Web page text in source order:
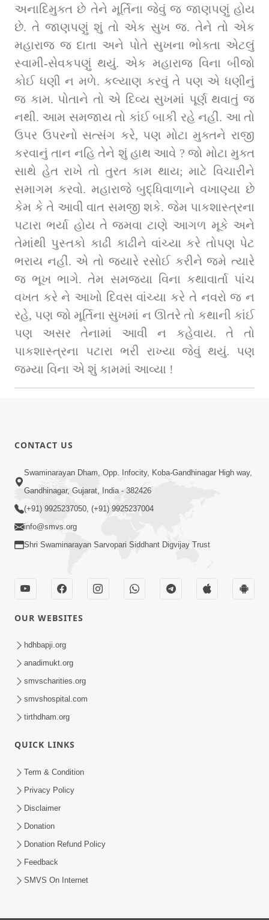
અનાદિમુક્ત છે તેને મૂર્તિના જેવું જ જાણપણું હોય
છે. તે જાણપણું શું તો એક સુખ જ. તેને તો એક
મહારાજ જ દાતા અને પોતે સુખના ભોક્તા એટલું
સ્વામી-સેવકપણું થયું. એક મહારાજ વિના બીજો
કોઈ ધણી ન મળે. કલ્યાણ કરવું તે પણ એ ધણીનું
જ કામ. પોતાને તો એ દિવ્ય સુખમાં પૂર્ણ થવાતું જ
નથી. આમ સમજાય તો કાંઈ બાકી રહે નહીં. આ તો
ઉપર ઉપરનો સત્સંગ કરે, પણ મોટા મુક્તને રાજી
કરવાનું તાન નહિ તેને શું હાથ આવે ? જો મોટા મુક્ત
સાથે હેત રાખે તો તુરત કામ થાય; માટે વિચારીને
સમાગમ કરવો. મહારાજે બુદ્ધિવાળાને વખાણ્યા છે
કેમ કે તે આવી વાત સમજી શકે. જેમ પાકશાસ્ત્રના
પટારા ભર્યા હોય તે જમવા ટાણે આગળ મૂકે અને
તેમાંથી પુસ્તકો કાઢી કાઢીને વાંચ્યા કરે તોપણ પેટ
ભરાય નહીં. એ તો જ્યારે રસોઈ કરીને જમે ત્યારે
જ ભૂખ ભાગે. તેમ સમજ્યા વિના કથાવાર્તા પાંચ
વખત કરે ને આખો દિવસ વાંચ્યા કરે તે નવરો જ ન
રહે, પણ જો મૂર્તિના સુખમાં ન ઊતરે તો કથાની કાંઈ
પણ અસર તેનામાં આવી ન કહેવાય. તે તો
પાકશાસ્ત્રના પટારા ભરી રાખ્યા જેવું થયું. પણ
જમ્યા વિના એ શું કામમાં આવ્યા !
CONTACT US
Swaminarayan Dham, Opp. Infocity, Koba-Gandhinagar High way,
Gandhinagar, Gujarat, India - 382426
(+91) 9925237050, (+91) 9925237004
info@smvs.org
Shri Swaminarayan Sarvopari Siddhant Digvijay Trust
OUR WEBSITES
hdhbapji.org
anadimukt.org
smvscharities.org
smvshospital.com
tirthdham.org
QUICK LINKS
Term & Condition
Privacy Policy
Disclaimer
Donation
Donation Refund Policy
Feedback
SMVS On Internet